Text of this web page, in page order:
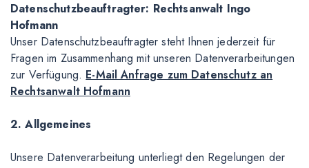
Datenschutzbeauftragter: Rechtsanwalt Ingo
Hofmann
Unser Datenschutzbeauftragter steht Ihnen jederzeit für
Fragen im Zusammenhang mit unseren Datenverarbeitungen
zur Verfügung. E-Mail Anfrage zum Datenschutz an
Rechtsanwalt Hofmann
2. Allgemeines
Unsere Datenverarbeitung unterliegt den Regelungen der